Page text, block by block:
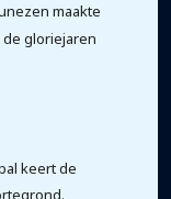
maakte
gloriejaren
keert de